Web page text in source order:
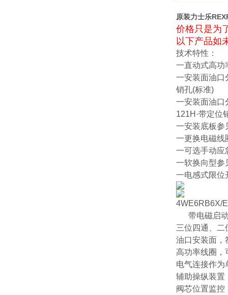
原装力士乐
价格只是为
以下产品如
技术特性：
一直动式高功
一安装面油口
销孔(标准)
一安装面油口
121H·带定位
一安装底板参
一更换电磁线
一可选手动应
一软换向型参
一电感式限位
4WE6RB6X/
带电磁启动
三位四通、二
油口安装面，
高功率线圈，
电气连接作为
辅助操纵装置
阀芯位置监控